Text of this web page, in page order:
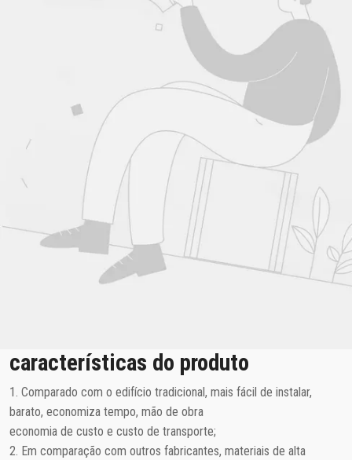
características do produto
1. Comparado com o edifício tradicional, mais fácil de instalar,
barato, economiza tempo, mão de obra
economia de custo e custo de transporte;
2. Em comparação com outros fabricantes, materiais de alta